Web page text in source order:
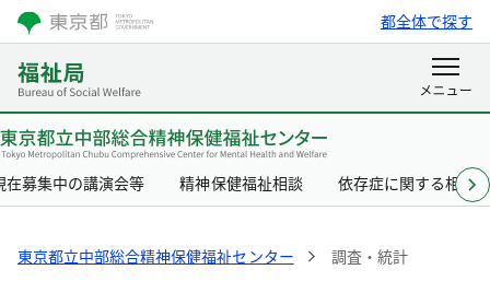
都全体で探す
在募集中の講演会等 精神保健福祉相談 依存症に関する相談
東京都立中部総合精神保健福祉センター 調査・統計